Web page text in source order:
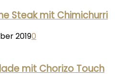
Steak mit Chimichurri
20190
mit Chorizo Touch